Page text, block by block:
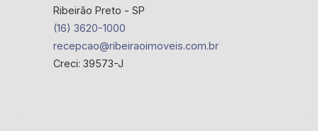
Ribeirão Preto - SP
(16) 3620-1000
recepcao@ribeiraoimoveis.com.br
Creci: 39573-J